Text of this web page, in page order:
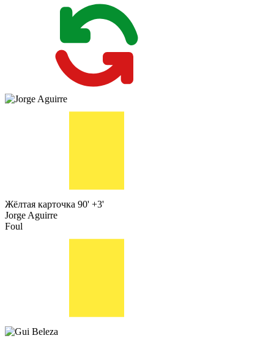
Жёлтая карточка 90' +3'
Jorge Aguirre
Foul